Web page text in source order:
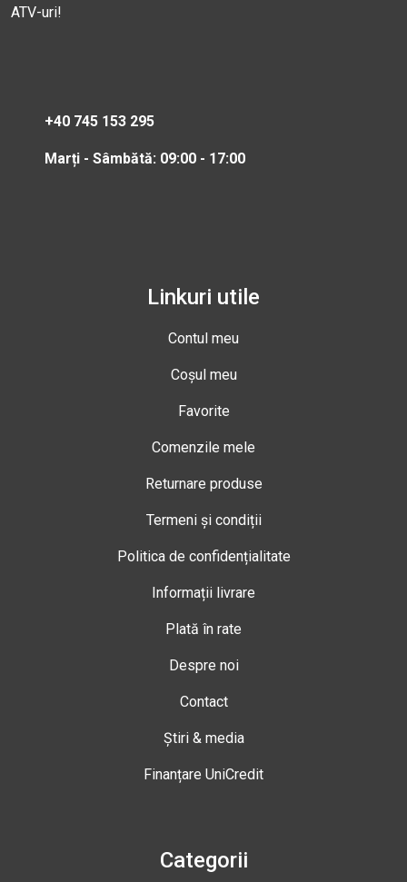
ATV-uri!
+40 745 153 295
Marți - Sâmbătă: 09:00 - 17:00
Linkuri utile
Contul meu
Coșul meu
Favorite
Comenzile mele
Returnare produse
Termeni și condiții
Politica de confidențialitate
Informații livrare
Plată în rate
Despre noi
Contact
Știri & media
Finanțare UniCredit
Categorii